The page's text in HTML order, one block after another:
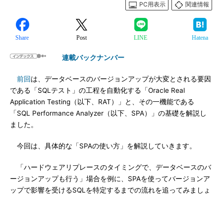
PC用表示
関連情報
Share Post LINE Hatena
連載バックナンバー
前回は、データベースのバージョンアップが大変とされる要因
である「SQLテスト」の工程を自動化する「Oracle Real
Application Testing（以下、RAT）」と、その一機能である
「SQL Performance Analyzer（以下、SPA）」の基礎を解説し
ました。
今回は、具体的な「SPAの使い方」を解説していきます。
「ハードウェアリプレースのタイミングで、データベースのバ
ージョンアップも行う」場合を例に、SPAを使ってバージョンア
ップで影響を受けるSQLを特定するまでの流れを追ってみましょ